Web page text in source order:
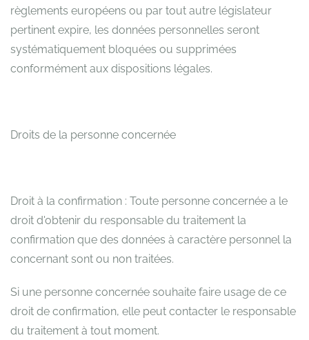
règlements européens ou par tout autre législateur
pertinent expire, les données personnelles seront
systématiquement bloquées ou supprimées
conformément aux dispositions légales.
Droits de la personne concernée
Droit à la confirmation : Toute personne concernée a le
droit d'obtenir du responsable du traitement la
confirmation que des données à caractère personnel la
concernant sont ou non traitées.
Si une personne concernée souhaite faire usage de ce
droit de confirmation, elle peut contacter le responsable
du traitement à tout moment.